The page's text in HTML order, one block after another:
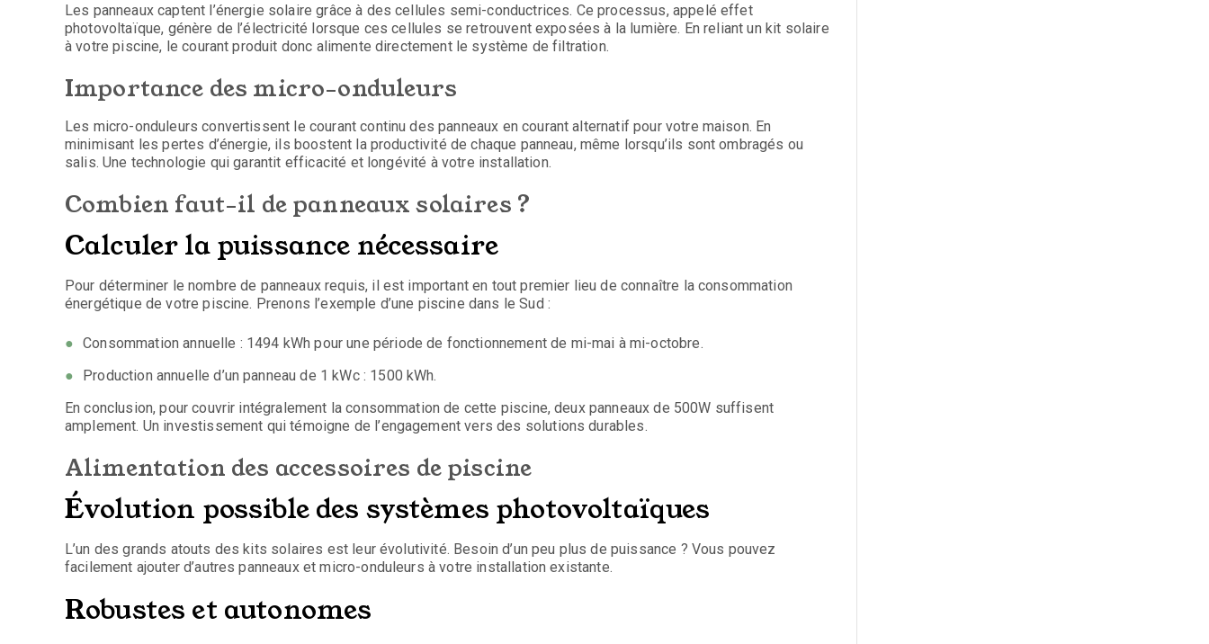
Les panneaux captent l’énergie solaire grâce à des cellules semi-conductrices. Ce processus, appelé effet
photovoltaïque, génère de l’électricité lorsque ces cellules se retrouvent exposées à la lumière. En reliant un kit solaire
à votre piscine, le courant produit donc alimente directement le système de filtration.
Importance des micro-onduleurs
Les micro-onduleurs convertissent le courant continu des panneaux en courant alternatif pour votre maison. En
minimisant les pertes d’énergie, ils boostent la productivité de chaque panneau, même lorsqu’ils sont ombragés ou
salis. Une technologie qui garantit efficacité et longévité à votre installation.
Combien faut-il de panneaux solaires ?
Calculer la puissance nécessaire
Pour déterminer le nombre de panneaux requis, il est important en tout premier lieu de connaître la consommation
énergétique de votre piscine. Prenons l’exemple d’une piscine dans le Sud :
Consommation annuelle : 1494 kWh pour une période de fonctionnement de mi-mai à mi-octobre.
Production annuelle d’un panneau de 1 kWc : 1500 kWh.
En conclusion, pour couvrir intégralement la consommation de cette piscine, deux panneaux de 500W suffisent
amplement. Un investissement qui témoigne de l’engagement vers des solutions durables.
Alimentation des accessoires de piscine
Évolution possible des systèmes photovoltaïques
L’un des grands atouts des kits solaires est leur évolutivité. Besoin d’un peu plus de puissance ? Vous pouvez
facilement ajouter d’autres panneaux et micro-onduleurs à votre installation existante.
Robustes et autonomes